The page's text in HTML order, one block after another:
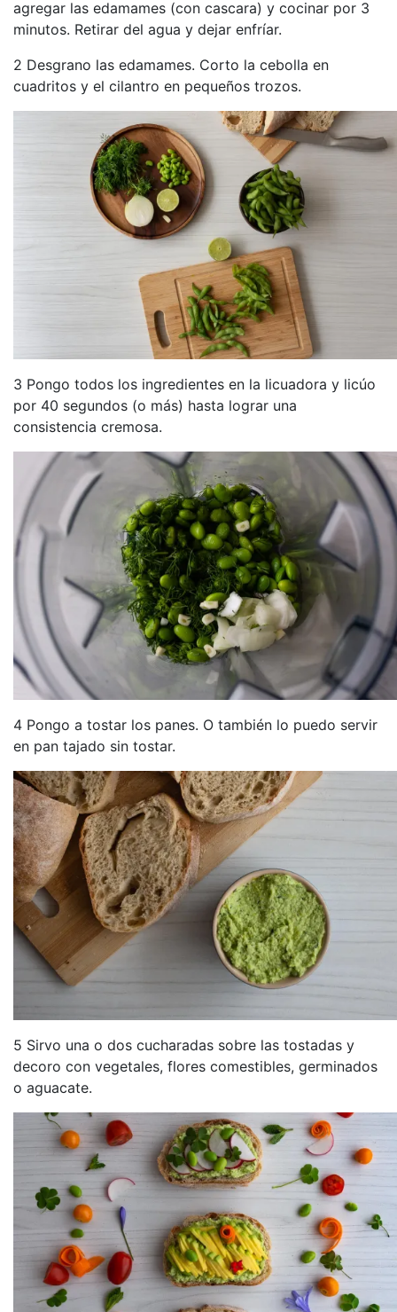
agregar las edamames (con cascara) y cocinar por 3
minutos. Retirar del agua y dejar enfríar.
2 Desgrano las edamames. Corto la cebolla en
cuadritos y el cilantro en pequeños trozos.
3 Pongo todos los ingredientes en la licuadora y licúo
por 40 segundos (o más) hasta lograr una
consistencia cremosa.
4 Pongo a tostar los panes. O también lo puedo servir
en pan tajado sin tostar.
5 Sirvo una o dos cucharadas sobre las tostadas y
decoro con vegetales, flores comestibles, germinados
o aguacate.